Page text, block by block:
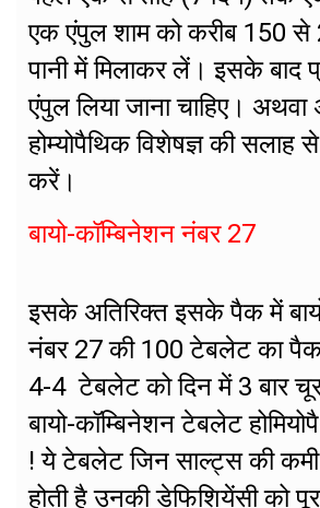
एक एंपुल शाम को करीब 150 से
पानी में मिलाकर लें। इसके बाद
एंपुल लिया जाना चाहिए।
होम्योपैथिक विशेषज्ञ की सलाह
करें।
बायो-कॉम्बिनेशन नंबर 27
इसके अतिरिक्त इसके पैक में
नंबर 27 की 100 टेबलेट का
4-4 टेबलेट को दिन में 3 बार
बायो-कॉम्बिनेशन टेबलेट
! ये टेबलेट जिन साल्ट्स की कमी
होती है उनकी डेफिशियेंसी को